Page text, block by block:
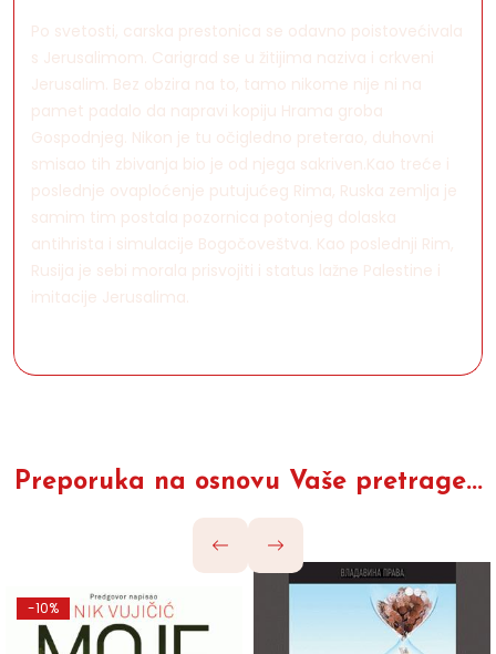
Po svetosti, carska prestonica se odavno poistovećivala
s Jerusalimom. Carigrad se u žitijima naziva i crkveni
Jerusalim. Bez obzira na to, tamo nikome nije ni na
pamet padalo da napravi kopiju Hrama groba
Gospodnjeg. Nikon je tu očigledno preterao, duhovni
smisao tih zbivanja bio je od njega sakriven.Kao treće i
poslednje ovaploćenje putujućeg Rima, Ruska zemlja je
samim tim postala pozornica potonjeg dolaska
antihrista i simulacije Bogočoveštva. Kao poslednji Rim,
Rusija je sebi morala prisvojiti i status lažne Palestine i
imitacije Jerusalima.
Preporuka na osnovu Vaše pretrage...
-10%